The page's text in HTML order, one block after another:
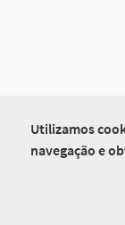
Utilizamos
navegação e